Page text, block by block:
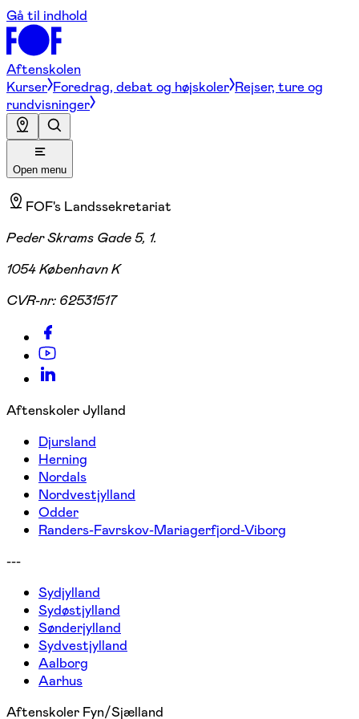
Gå til indhold
Aftenskolen
Kurser Foredrag, debat og højskoler Rejser, ture og
rundvisninger
Open menu
FOF's Landssekretariat
Peder Skrams Gade 5, 1.
1054 København K
CVR-nr: 62531517
Aftenskoler Jylland
Djursland
Herning
Nordals
Nordvestjylland
Odder
Randers-Favrskov-Mariagerfjord-Viborg
---
Sydjylland
Sydøstjylland
Sønderjylland
Sydvestjylland
Aalborg
Aarhus
Aftenskoler Fyn/Sjælland